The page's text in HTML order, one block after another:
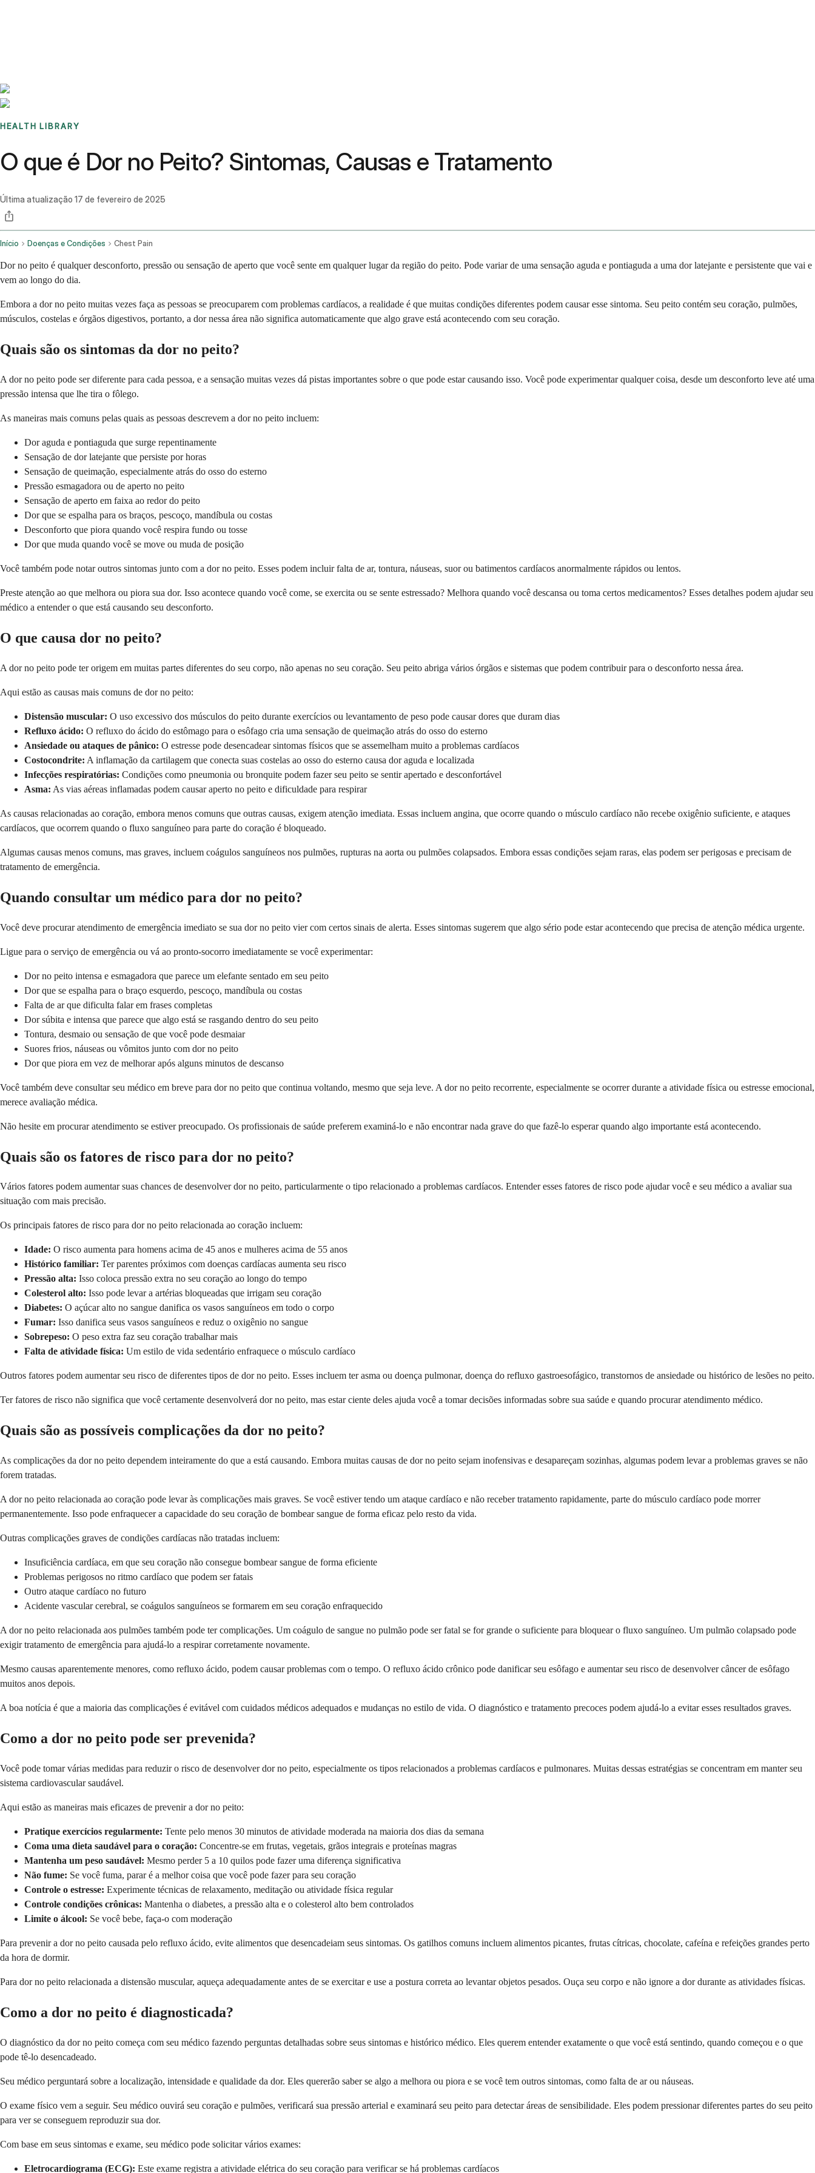
HEALTH LIBRARY
O que é Dor no Peito? Sintomas, Causas e Tratamento
Última atualização 17 de fevereiro de 2025
Início Doenças e Condições Chest Pain
Dor no peito é qualquer desconforto, pressão ou sensação de aperto que você sente em qualquer lugar da região do peito. Pode variar de uma sensação aguda e pontiaguda a uma dor latejante e persistente que vai e
vem ao longo do dia.
Embora a dor no peito muitas vezes faça as pessoas se preocuparem com problemas cardíacos, a realidade é que muitas condições diferentes podem causar esse sintoma. Seu peito contém seu coração, pulmões,
músculos, costelas e órgãos digestivos, portanto, a dor nessa área não significa automaticamente que algo grave está acontecendo com seu coração.
Quais são os sintomas da dor no peito?
A dor no peito pode ser diferente para cada pessoa, e a sensação muitas vezes dá pistas importantes sobre o que pode estar causando isso. Você pode experimentar qualquer coisa, desde um desconforto leve até uma
pressão intensa que lhe tira o fôlego.
As maneiras mais comuns pelas quais as pessoas descrevem a dor no peito incluem:
Dor aguda e pontiaguda que surge repentinamente
Sensação de dor latejante que persiste por horas
Sensação de queimação, especialmente atrás do osso do esterno
Pressão esmagadora ou de aperto no peito
Sensação de aperto em faixa ao redor do peito
Dor que se espalha para os braços, pescoço, mandíbula ou costas
Desconforto que piora quando você respira fundo ou tosse
Dor que muda quando você se move ou muda de posição
Você também pode notar outros sintomas junto com a dor no peito. Esses podem incluir falta de ar, tontura, náuseas, suor ou batimentos cardíacos anormalmente rápidos ou lentos.
Preste atenção ao que melhora ou piora sua dor. Isso acontece quando você come, se exercita ou se sente estressado? Melhora quando você descansa ou toma certos medicamentos? Esses detalhes podem ajudar seu
médico a entender o que está causando seu desconforto.
O que causa dor no peito?
A dor no peito pode ter origem em muitas partes diferentes do seu corpo, não apenas no seu coração. Seu peito abriga vários órgãos e sistemas que podem contribuir para o desconforto nessa área.
Aqui estão as causas mais comuns de dor no peito:
Distensão muscular: O uso excessivo dos músculos do peito durante exercícios ou levantamento de peso pode causar dores que duram dias
Refluxo ácido: O refluxo do ácido do estômago para o esôfago cria uma sensação de queimação atrás do osso do esterno
Ansiedade ou ataques de pânico: O estresse pode desencadear sintomas físicos que se assemelham muito a problemas cardíacos
Costocondrite: A inflamação da cartilagem que conecta suas costelas ao osso do esterno causa dor aguda e localizada
Infecções respiratórias: Condições como pneumonia ou bronquite podem fazer seu peito se sentir apertado e desconfortável
Asma: As vias aéreas inflamadas podem causar aperto no peito e dificuldade para respirar
As causas relacionadas ao coração, embora menos comuns que outras causas, exigem atenção imediata. Essas incluem angina, que ocorre quando o músculo cardíaco não recebe oxigênio suficiente, e ataques
cardíacos, que ocorrem quando o fluxo sanguíneo para parte do coração é bloqueado.
Algumas causas menos comuns, mas graves, incluem coágulos sanguíneos nos pulmões, rupturas na aorta ou pulmões colapsados. Embora essas condições sejam raras, elas podem ser perigosas e precisam de
tratamento de emergência.
Quando consultar um médico para dor no peito?
Você deve procurar atendimento de emergência imediato se sua dor no peito vier com certos sinais de alerta. Esses sintomas sugerem que algo sério pode estar acontecendo que precisa de atenção médica urgente.
Ligue para o serviço de emergência ou vá ao pronto-socorro imediatamente se você experimentar:
Dor no peito intensa e esmagadora que parece um elefante sentado em seu peito
Dor que se espalha para o braço esquerdo, pescoço, mandíbula ou costas
Falta de ar que dificulta falar em frases completas
Dor súbita e intensa que parece que algo está se rasgando dentro do seu peito
Tontura, desmaio ou sensação de que você pode desmaiar
Suores frios, náuseas ou vômitos junto com dor no peito
Dor que piora em vez de melhorar após alguns minutos de descanso
Você também deve consultar seu médico em breve para dor no peito que continua voltando, mesmo que seja leve. A dor no peito recorrente, especialmente se ocorrer durante a atividade física ou estresse emocional,
merece avaliação médica.
Não hesite em procurar atendimento se estiver preocupado. Os profissionais de saúde preferem examiná-lo e não encontrar nada grave do que fazê-lo esperar quando algo importante está acontecendo.
Quais são os fatores de risco para dor no peito?
Vários fatores podem aumentar suas chances de desenvolver dor no peito, particularmente o tipo relacionado a problemas cardíacos. Entender esses fatores de risco pode ajudar você e seu médico a avaliar sua
situação com mais precisão.
Os principais fatores de risco para dor no peito relacionada ao coração incluem:
Idade: O risco aumenta para homens acima de 45 anos e mulheres acima de 55 anos
Histórico familiar: Ter parentes próximos com doenças cardíacas aumenta seu risco
Pressão alta: Isso coloca pressão extra no seu coração ao longo do tempo
Colesterol alto: Isso pode levar a artérias bloqueadas que irrigam seu coração
Diabetes: O açúcar alto no sangue danifica os vasos sanguíneos em todo o corpo
Fumar: Isso danifica seus vasos sanguíneos e reduz o oxigênio no sangue
Sobrepeso: O peso extra faz seu coração trabalhar mais
Falta de atividade física: Um estilo de vida sedentário enfraquece o músculo cardíaco
Outros fatores podem aumentar seu risco de diferentes tipos de dor no peito. Esses incluem ter asma ou doença pulmonar, doença do refluxo gastroesofágico, transtornos de ansiedade ou histórico de lesões no peito.
Ter fatores de risco não significa que você certamente desenvolverá dor no peito, mas estar ciente deles ajuda você a tomar decisões informadas sobre sua saúde e quando procurar atendimento médico.
Quais são as possíveis complicações da dor no peito?
As complicações da dor no peito dependem inteiramente do que a está causando. Embora muitas causas de dor no peito sejam inofensivas e desapareçam sozinhas, algumas podem levar a problemas graves se não
forem tratadas.
A dor no peito relacionada ao coração pode levar às complicações mais graves. Se você estiver tendo um ataque cardíaco e não receber tratamento rapidamente, parte do músculo cardíaco pode morrer
permanentemente. Isso pode enfraquecer a capacidade do seu coração de bombear sangue de forma eficaz pelo resto da vida.
Outras complicações graves de condições cardíacas não tratadas incluem:
Insuficiência cardíaca, em que seu coração não consegue bombear sangue de forma eficiente
Problemas perigosos no ritmo cardíaco que podem ser fatais
Outro ataque cardíaco no futuro
Acidente vascular cerebral, se coágulos sanguíneos se formarem em seu coração enfraquecido
A dor no peito relacionada aos pulmões também pode ter complicações. Um coágulo de sangue no pulmão pode ser fatal se for grande o suficiente para bloquear o fluxo sanguíneo. Um pulmão colapsado pode
exigir tratamento de emergência para ajudá-lo a respirar corretamente novamente.
Mesmo causas aparentemente menores, como refluxo ácido, podem causar problemas com o tempo. O refluxo ácido crônico pode danificar seu esôfago e aumentar seu risco de desenvolver câncer de esôfago
muitos anos depois.
A boa notícia é que a maioria das complicações é evitável com cuidados médicos adequados e mudanças no estilo de vida. O diagnóstico e tratamento precoces podem ajudá-lo a evitar esses resultados graves.
Como a dor no peito pode ser prevenida?
Você pode tomar várias medidas para reduzir o risco de desenvolver dor no peito, especialmente os tipos relacionados a problemas cardíacos e pulmonares. Muitas dessas estratégias se concentram em manter seu
sistema cardiovascular saudável.
Aqui estão as maneiras mais eficazes de prevenir a dor no peito:
Pratique exercícios regularmente: Tente pelo menos 30 minutos de atividade moderada na maioria dos dias da semana
Coma uma dieta saudável para o coração: Concentre-se em frutas, vegetais, grãos integrais e proteínas magras
Mantenha um peso saudável: Mesmo perder 5 a 10 quilos pode fazer uma diferença significativa
Não fume: Se você fuma, parar é a melhor coisa que você pode fazer para seu coração
Controle o estresse: Experimente técnicas de relaxamento, meditação ou atividade física regular
Controle condições crônicas: Mantenha o diabetes, a pressão alta e o colesterol alto bem controlados
Limite o álcool: Se você bebe, faça-o com moderação
Para prevenir a dor no peito causada pelo refluxo ácido, evite alimentos que desencadeiam seus sintomas. Os gatilhos comuns incluem alimentos picantes, frutas cítricas, chocolate, cafeína e refeições grandes perto
da hora de dormir.
Para dor no peito relacionada a distensão muscular, aqueça adequadamente antes de se exercitar e use a postura correta ao levantar objetos pesados. Ouça seu corpo e não ignore a dor durante as atividades físicas.
Como a dor no peito é diagnosticada?
O diagnóstico da dor no peito começa com seu médico fazendo perguntas detalhadas sobre seus sintomas e histórico médico. Eles querem entender exatamente o que você está sentindo, quando começou e o que
pode tê-lo desencadeado.
Seu médico perguntará sobre a localização, intensidade e qualidade da dor. Eles quererão saber se algo a melhora ou piora e se você tem outros sintomas, como falta de ar ou náuseas.
O exame físico vem a seguir. Seu médico ouvirá seu coração e pulmões, verificará sua pressão arterial e examinará seu peito para detectar áreas de sensibilidade. Eles podem pressionar diferentes partes do seu peito
para ver se conseguem reproduzir sua dor.
Com base em seus sintomas e exame, seu médico pode solicitar vários exames:
Eletrocardiograma (ECG): Este exame registra a atividade elétrica do seu coração para verificar se há problemas cardíacos